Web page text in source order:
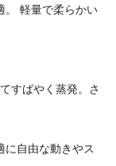
。 軽量で柔らかい
すばやく蒸発。さ
に自由な動きやス